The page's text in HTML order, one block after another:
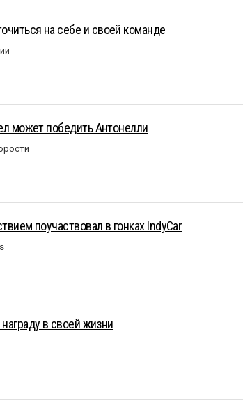
на себе и своей команде
может победить Антонелли
поучаствовал в гонках IndyCar
в своей жизни